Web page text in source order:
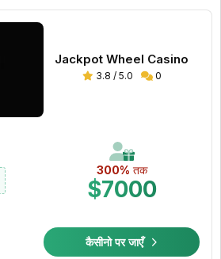
Jackpot Wheel Casino
3.8 / 5.0 0
300% तक
$7000
कैसीनो पर जाएँ